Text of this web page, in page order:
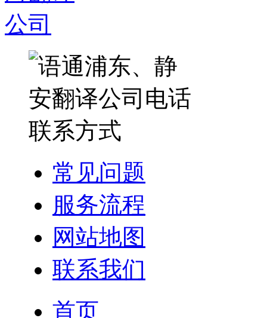
常见问题
服务流程
网站地图
联系我们
首页